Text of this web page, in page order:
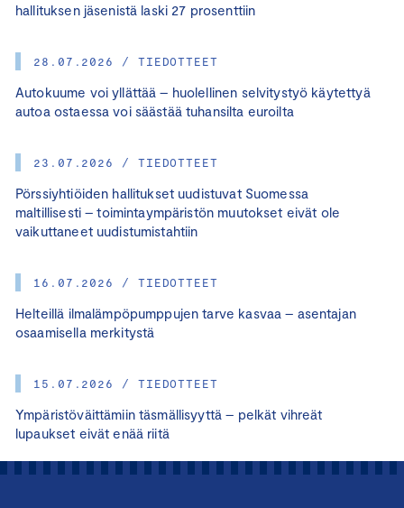
hallituksen jäsenistä laski 27 prosenttiin
28.07.2026 / TIEDOTTEET
Autokuume voi yllättää – huolellinen selvitystyö käytettyä
autoa ostaessa voi säästää tuhansilta euroilta
23.07.2026 / TIEDOTTEET
Pörssiyhtiöiden hallitukset uudistuvat Suomessa
maltillisesti – toimintaympäristön muutokset eivät ole
vaikuttaneet uudistumistahtiin
16.07.2026 / TIEDOTTEET
Helteillä ilmalämpöpumppujen tarve kasvaa – asentajan
osaamisella merkitystä
15.07.2026 / TIEDOTTEET
Ympäristöväittämiin täsmällisyyttä – pelkät vihreät
lupaukset eivät enää riitä